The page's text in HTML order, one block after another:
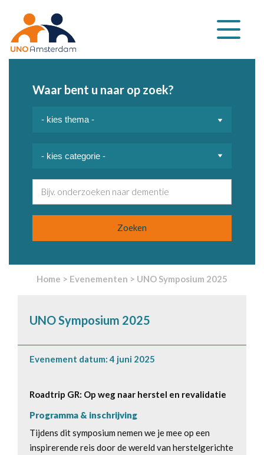
Klap
navigatie
Waar bent u naar op zoek?
Home > Evenementen > UNO Symposium 2025
UNO Symposium 2025
Evenement datum: 4 juni 2025
Roadtrip GR: Op weg naar herstel en revalidatie
Programma & inschrijving
Tijdens dit symposium nemen we je mee op een
inspirerende reis door de wereld van herstelgerichte